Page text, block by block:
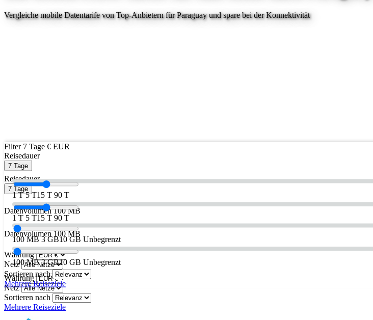
Vergleiche mobile Datentarife von Top-Anbietern fürParaguayund spare bei der Konnektivität
Filter 7 Tage € EUR
Reisedauer
7 Tage
1 T 5 T15 T 90 T
Datenvolumen 100 MB
100 MB 3 GB10 GB Unbegrenzt
Währung
Netz
Sortieren nach
Mehrere Reiseziele
Reisedauer
7 Tage
1 T 5 T15 T 90 T
Datenvolumen 100 MB
100 MB 3 GB10 GB Unbegrenzt
Währung
Netz
Sortieren nach
Mehrere Reiseziele